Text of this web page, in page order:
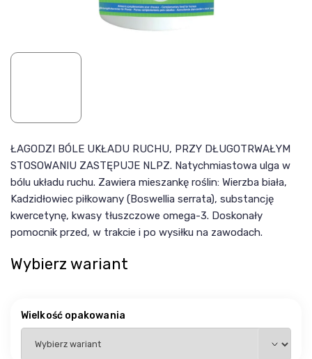
Wybierz wariant
Wielkość opakowania
ŁAGODZI BÓLE UKŁADU RUCHU, PRZY DŁUGOTRWAŁYM
STOSOWANIU ZASTĘPUJE NLPZ. Natychmiastowa ulga w
bólu układu ruchu. Zawiera mieszankę roślin: Wierzba biała,
Kadzidłowiec piłkowany (Boswellia serrata), substancję
kwercetynę, kwasy tłuszczowe omega-3. Doskonały
pomocnik przed, w trakcie i po wysiłku na zawodach.